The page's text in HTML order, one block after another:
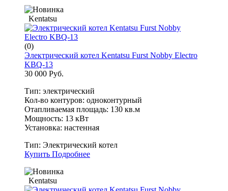
Kentatsu
(0)
Электрический котел Kentatsu Furst Nobby Electro
KBQ-13
30 000 Руб.
Тип: электрический
Кол-во контуров: одноконтурный
Отапливаемая площадь: 130 кв.м
Мощность: 13 кВт
Установка: настенная
Тип: Электрический котел
Купить Подробнее
Kentatsu